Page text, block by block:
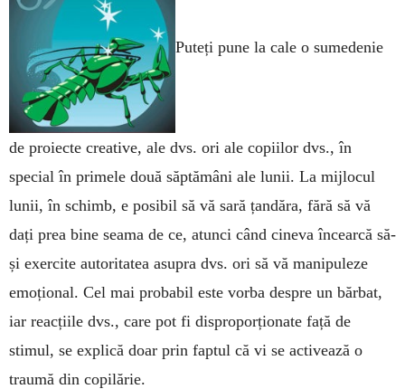
Puteți pune la cale o su­me­de­nie
de proiecte creative, ale dvs. ori ale copiilor dvs., în
special în primele două săptămâni ale lunii. La mijlocul
lunii, în schimb, e posibil să vă sară țandăra, fără să vă
dați prea bine seama de ce, atunci când cineva încearcă să-
și exercite autoritatea asupra dvs. ori să vă manipuleze
emoțional. Cel mai probabil este vorba despre un bărbat,
iar reacțiile dvs., care pot fi dispro­por­ționate față de
stimul, se explică doar prin faptul că vi se activează o
traumă din copilărie.